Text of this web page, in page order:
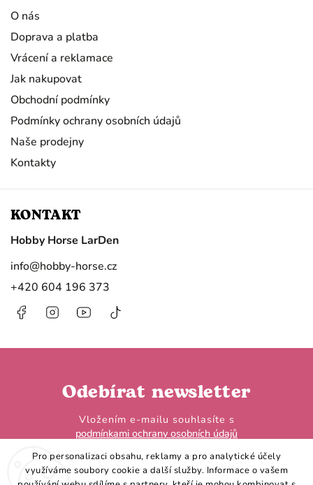
Pro personalizaci obsahu, reklamy a pro analytické účely
využíváme soubory cookie a další služby. Informace o vašem
Odebírat newsletter
Vložením e-mailu souhlasíte s
podmínkami ochrany osobních údajů
O nás
Doprava a platba
Vrácení a reklamace
Jak nakupovat
Obchodní podmínky
Podmínky ochrany osobních údajů
Naše prodejny
Kontakty
KONTAKT
Hobby Horse LarDen
info@hobby-horse.cz
+420 604 196 373
FacebookInstagramhttps://www.youtube.com/